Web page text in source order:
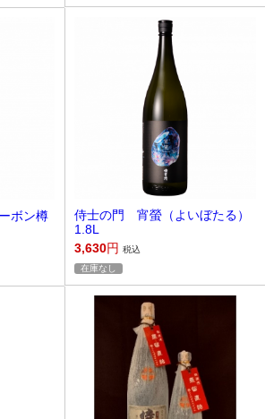
ボン樽
侍士の門 宵螢（よいぼたる）
1.8L
3,630円 税込
在庫なし